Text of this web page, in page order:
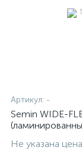
Артикул: -
Semin WIDE-
Не указана цена